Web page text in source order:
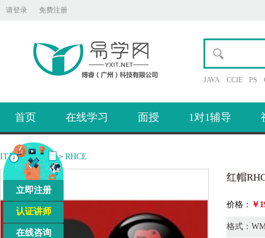
请登录 免费注册
JAVA CCIE PS
首页 在线学习 面授 1对1辅导
IT易学网>题库> RHCE
红帽
价格： ￥
格式：
立即注册
认证讲师
在线咨询